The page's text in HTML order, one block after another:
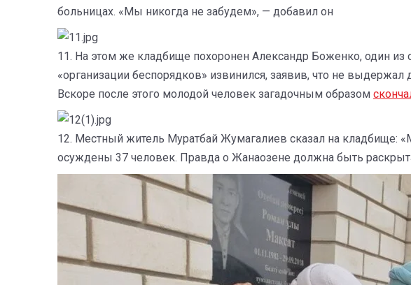
больницах. «Мы никогда не забудем», — добавил он
11. На этом же кладбище похоронен Александр Боженко, один из
«организации беспорядков» извинился, заявив, что не
Вскоре после этого молодой человек загадочным образом
12. Местный житель Муратбай Жумагалиев сказал на кладбище:
осуждены 37 человек. Правда о Жанаозене должна быть